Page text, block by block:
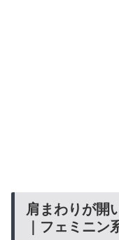
肩まわりが開
｜フェミニン